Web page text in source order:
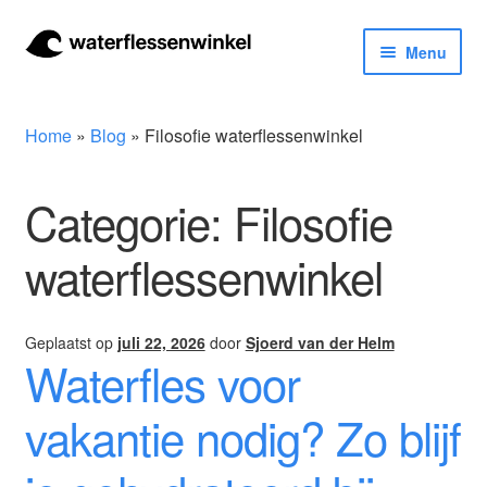
Ga
Ga
Menu
Thermosfles
Kinderflessen
Drinkfles met rietje
Waterfles met filter
Aluminium drinkfles
Home» Blog » Filosofie waterflessenwinkel
Categorie: Filosofie
waterflessenwinkel
Geplaatst op juli 22, 2026 door Sjoerd van der Helm
Waterfles voor
vakantie nodig? Zo blijf